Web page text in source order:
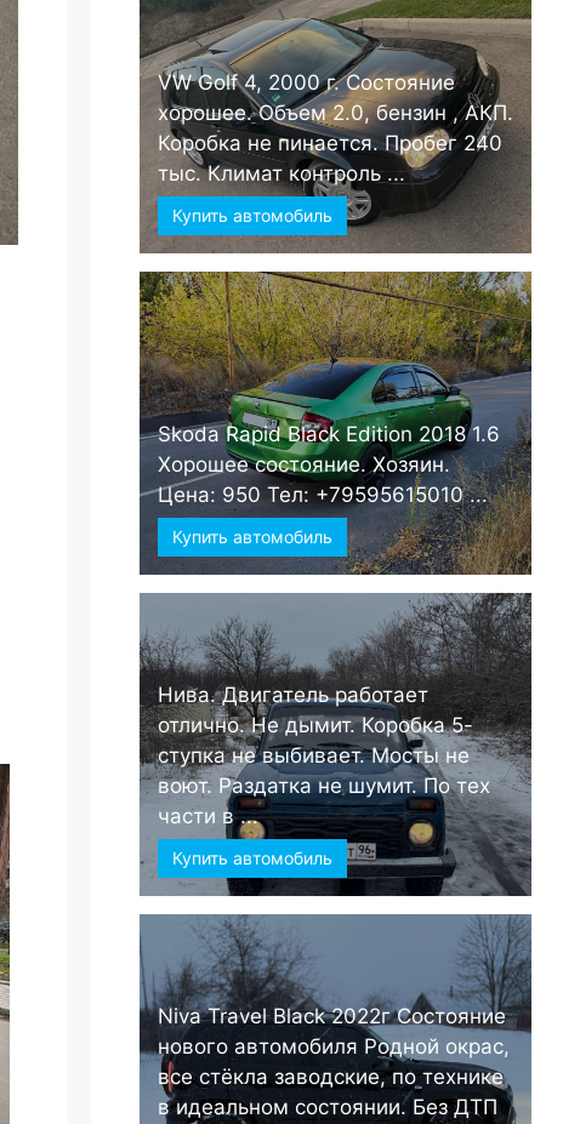
VW Golf 4, 2000 г. Состояние
хорошее. Объем 2.0, бензин , АКП.
Коробка не пинается. Пробег 240
тыс. Климат контроль ...
Купить автомобиль
Skoda Rapid Black Edition 2018 1.6
Хорошее состояние. Хозяин.
Цена: 950 Тел: +79595615010 ...
Купить автомобиль
Нива. Двигатель работает
отлично. Не дымит. Коробка 5-
ступка не выбивает. Мосты не
воют. Раздатка не шумит. По тех
части в ...
Купить автомобиль
Niva Travel Black 2022г Состояние
нового автомобиля Родной окрас,
все стёкла заводские, по технике
в идеальном состоянии. Без ДТП